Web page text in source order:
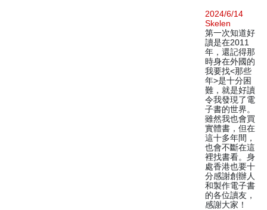
2024/6/14
Skelen
第一次知道好
讀是在2011
年，還記得那
時身在外國的
我要找<那些
年>是十分困
難，就是好讀
令我發現了電
子書的世界。
雖然我也會買
實體書，但在
這十多年間，
也會不斷在這
裡找書看。身
處香港也要十
分感謝創辦人
和製作電子書
的各位讀友，
感謝大家！